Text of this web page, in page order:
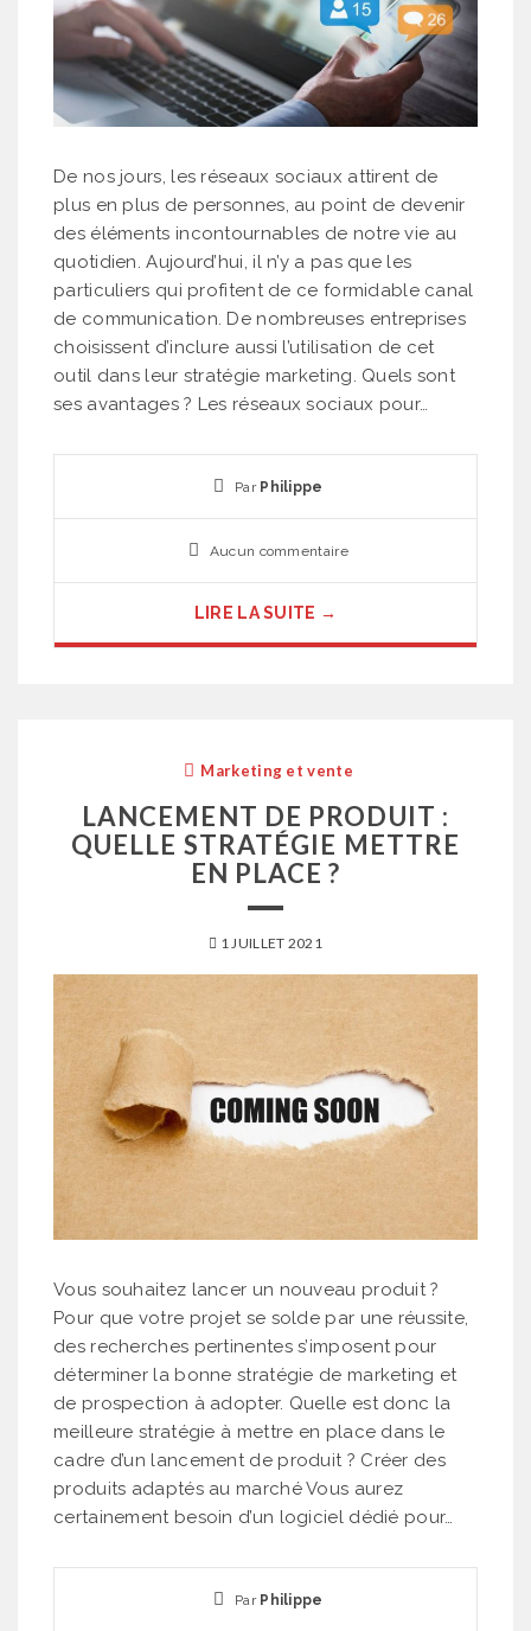
De nos jours, les réseaux sociaux attirent de
plus en plus de personnes, au point de devenir
des éléments incontournables de notre vie au
quotidien. Aujourd’hui, il n’y a pas que les
particuliers qui profitent de ce formidable canal
de communication. De nombreuses entreprises
choisissent d’inclure aussi l’utilisation de cet
outil dans leur stratégie marketing. Quels sont
ses avantages ? Les réseaux sociaux pour…
Par Philippe
Aucun commentaire
LIRE LA SUITE →
Marketing et vente
LANCEMENT DE PRODUIT :
QUELLE STRATÉGIE METTRE
EN PLACE ?
1 JUILLET 2021
Vous souhaitez lancer un nouveau produit ?
Pour que votre projet se solde par une réussite,
des recherches pertinentes s’imposent pour
déterminer la bonne stratégie de marketing et
de prospection à adopter. Quelle est donc la
meilleure stratégie à mettre en place dans le
cadre d’un lancement de produit ? Créer des
produits adaptés au marché Vous aurez
certainement besoin d’un logiciel dédié pour…
Par Philippe